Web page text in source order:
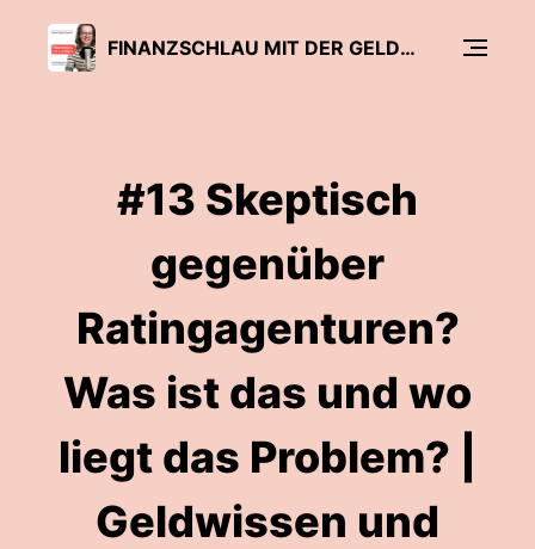
FINANZSCHLAU MIT DER GELDFRAU | FRAUEN KÖNNEN FINANZEN!
#13 Skeptisch
gegenüber
Ratingagenturen?
Was ist das und wo
liegt das Problem? |
Geldwissen und